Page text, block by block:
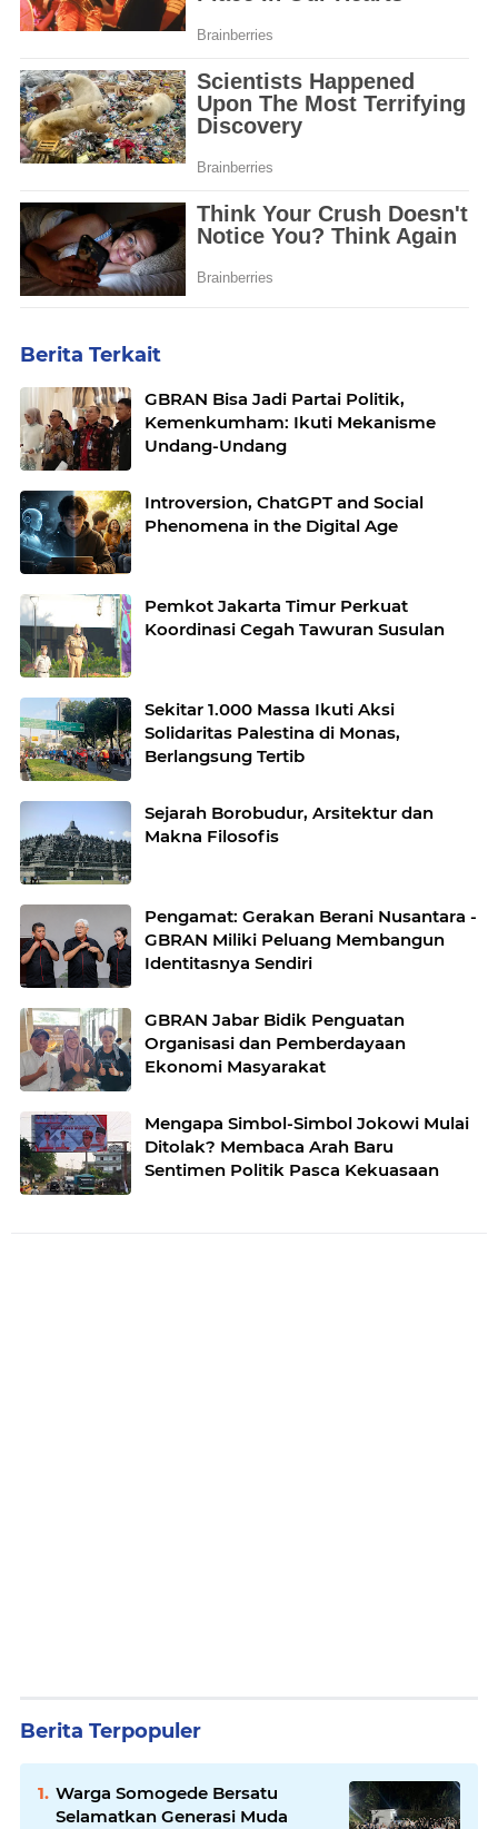
Berita Terkait
GBRAN Bisa Jadi Partai Politik,
Kemenkumham: Ikuti Mekanisme
Undang-Undang
Introversion, ChatGPT and Social
Phenomena in the Digital Age
Pemkot Jakarta Timur Perkuat
Koordinasi Cegah Tawuran Susulan
Sekitar 1.000 Massa Ikuti Aksi
Solidaritas Palestina di Monas,
Berlangsung Tertib
Sejarah Borobudur, Arsitektur dan
Makna Filosofis
Pengamat: Gerakan Berani Nusantara -
GBRAN Miliki Peluang Membangun
Identitasnya Sendiri
GBRAN Jabar Bidik Penguatan
Organisasi dan Pemberdayaan
Ekonomi Masyarakat
Mengapa Simbol-Simbol Jokowi Mulai
Ditolak? Membaca Arah Baru
Sentimen Politik Pasca Kekuasaan
Berita Terpopuler
Warga Somogede Bersatu
Selamatkan Generasi Muda